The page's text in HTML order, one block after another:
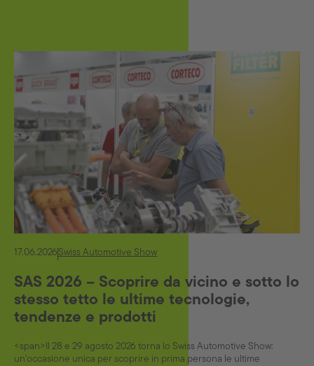
17.06.2026 Swiss Automotive Show
SAS 2026 – Scoprire da vicino e sotto lo
stesso tetto le ultime tecnologie,
tendenze e prodotti
<span>Il 28 e 29 agosto 2026 torna lo Swiss Automotive Show:
un'occasione unica per scoprire in prima persona le ultime